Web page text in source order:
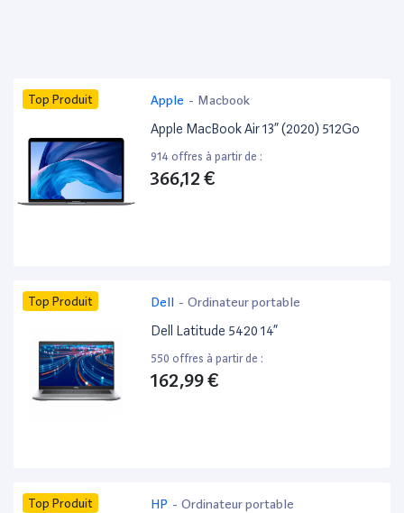
Top Produit Apple - Macbook
Apple MacBook Air 13” (2020) 512Go
914 offres à partir de :
366,12 €
Top Produit Dell - Ordinateur portable
Dell Latitude 5420 14”
550 offres à partir de :
162,99 €
Top Produit HP - Ordinateur portable